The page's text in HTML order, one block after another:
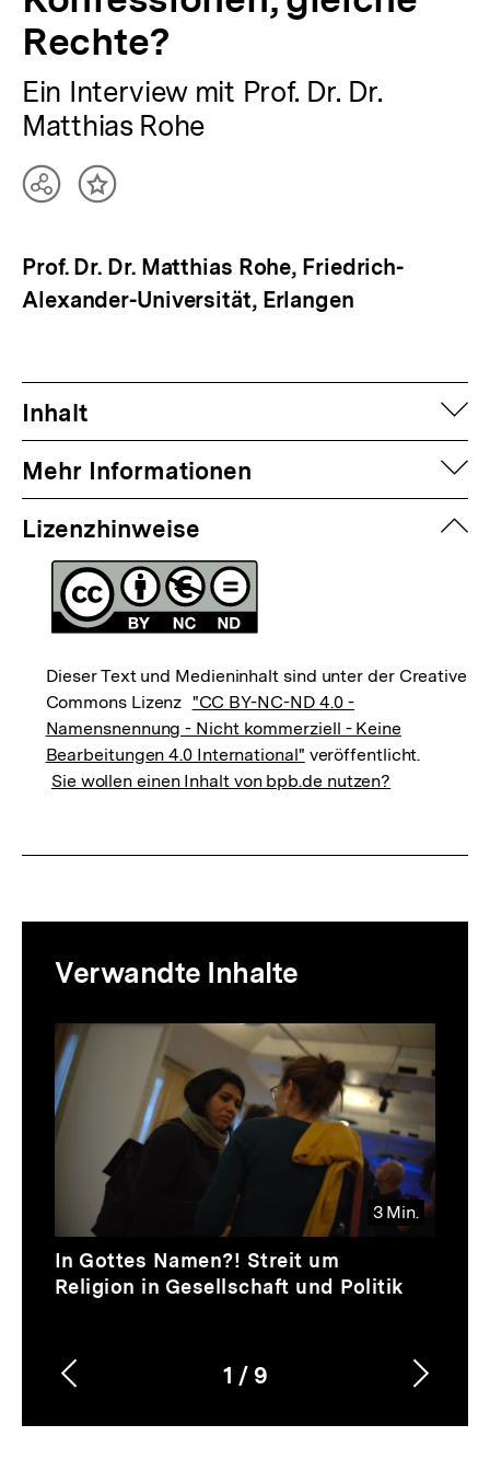
Rechte?
Ein Interview mit Prof. Dr. Dr.
Matthias Rohe
TeilenInhalt
Prof. Dr. Dr. Matthias Rohe, Friedrich-
Alexander-Universität, Erlangen
Inhalt
Mehr Informationen
Lizenzhinweise
Dieser Text und Medieninhalt sind unter der Creative
Commons Lizenz "CC BY-NC-ND 4.0 -
Namensnennung - Nicht kommerziell - Keine
Bearbeitungen 4.0 International" veröffentlicht.
Sie wollen einen Inhalt von bpb.de nutzen?
zur
Thematik
Verwandte Inhalte
Inhaltskarussell
überspringen
3 Min.
Video
Dauer
3
In Gottes Namen?! Streit um
Religion in Gesellschaft und Politik
Karussellinhalt
1
von
/ 9
Vorherigen
Inhalt
Inhalt